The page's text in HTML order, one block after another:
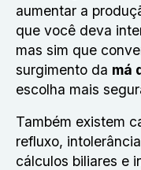
aumentar a
que você deva
mas sim que
surgimento da má
escolha mais
Também existem
refluxo,
cálculos biliares e